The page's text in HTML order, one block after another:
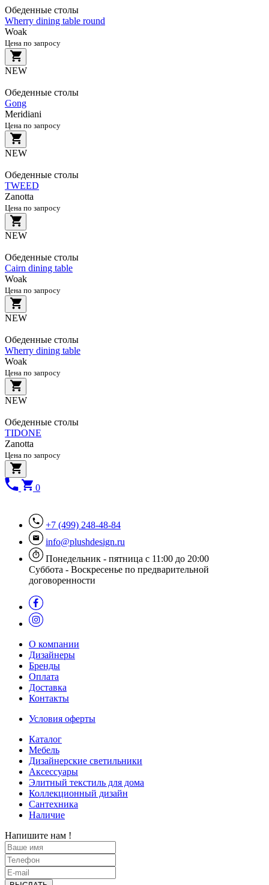
Обеденные столы
Wherry dining table round
Woak
Цена по запросу
NEW
Обеденные столы
Gong
Meridiani
Цена по запросу
NEW
Обеденные столы
TWEED
Zanotta
Цена по запросу
NEW
Обеденные столы
Cairn dining table
Woak
Цена по запросу
NEW
Обеденные столы
Wherry dining table
Woak
Цена по запросу
NEW
Обеденные столы
TIDONE
Zanotta
Цена по запросу
0
+7 (499) 248-48-84
info@plushdesign.ru
Понедельник - пятница с 11:00 до 20:00
Суббота - Воскресенье по предварительной
договоренности
О компании
Дизайнеры
Бренды
Оплата
Доставка
Контакты
Условия оферты
Каталог
Мебель
Дизайнерские светильники
Аксессуары
Элитный текстиль для дома
Коллекционный дизайн
Сантехника
Наличие
Напишите нам !